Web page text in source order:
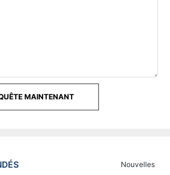
MAINTENANT
Nouvelles